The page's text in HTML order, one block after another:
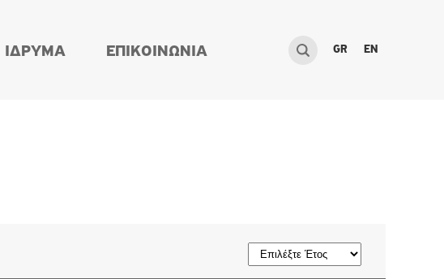
ΙΔΡΥΜΑ ΕΠΙΚΟΙΝΩΝΙΑ GR EN